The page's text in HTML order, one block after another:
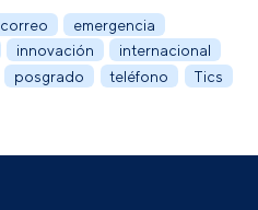
correo
emergencia
innovación
internacional
posgrado teléfono Tics